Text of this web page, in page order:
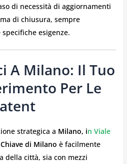
di necessità di aggiornamenti
di chiusura, sempre
esigenze.
A Milano: Il Tuo
Per Le
strategica a Milano, in Viale
di Milano è facilmente
della città, sia con mezzi